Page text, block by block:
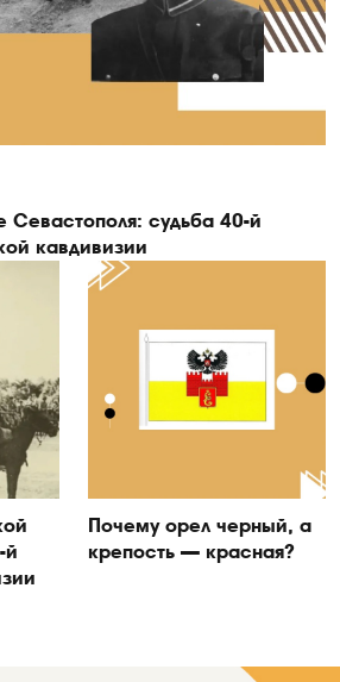
Севастополя: судьба 40-й
кавдивизии
й
Почему орел черный, а
крепость — красная?